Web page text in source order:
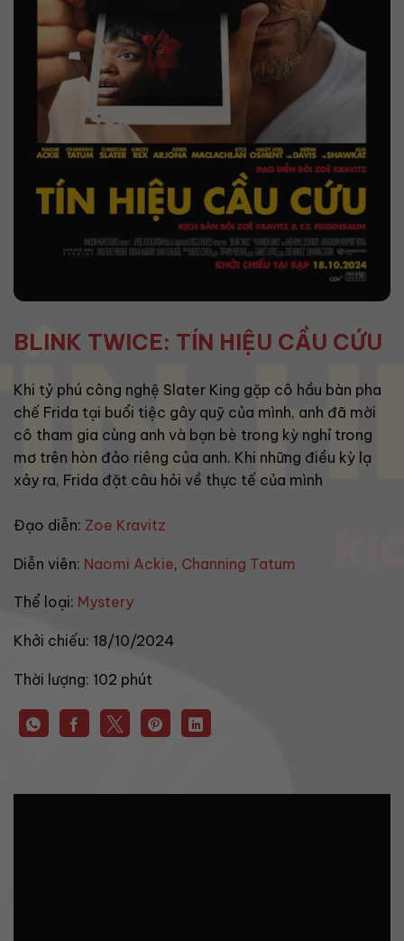
BLINK TWICE: TÍN HIỆU CẦU CỨU
Khi tỷ phú công nghệ Slater King gặp cô hầu bàn pha
chế Frida tại buổi tiệc gây quỹ của mình, anh đã mời
cô tham gia cùng anh và bạn bè trong kỳ nghỉ trong
mơ trên hòn đảo riêng của anh. Khi những điều kỳ lạ
xảy ra, Frida đặt câu hỏi về thực tế của mình
Đạo diễn: Zoe Kravitz
Diễn viên: Naomi Ackie, Channing Tatum
Thể loại: Mystery
Khởi chiếu: 18/10/2024
Thời lượng: 102 phút